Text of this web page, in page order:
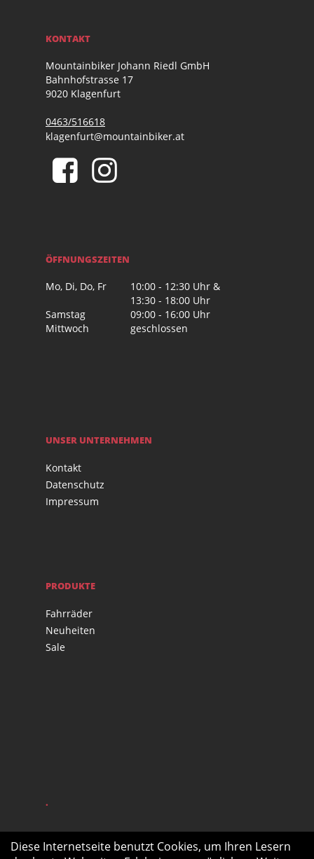
KONTAKT
Mountainbiker Johann Riedl GmbH
Bahnhofstrasse 17
9020 Klagenfurt
0463/516618
klagenfurt@mountainbiker.at
ÖFFNUNGSZEITEN
Mo, Di, Do, Fr
10:00 - 12:30 Uhr &
13:30 - 18:00 Uhr
Samstag
09:00 - 16:00 Uhr
Mittwoch
geschlossen
UNSER UNTERNEHMEN
Kontakt
Datenschutz
Impressum
PRODUKTE
Fahrräder
Neuheiten
Sale
.
Diese Internetseite benutzt Cookies, um Ihren Lesern